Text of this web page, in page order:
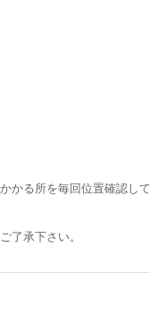
かる所を毎回位置確認して
了承下さい。